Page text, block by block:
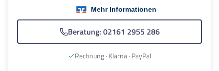
Beratung: 02161 2955 286
Rechnung · Klarna · PayPal